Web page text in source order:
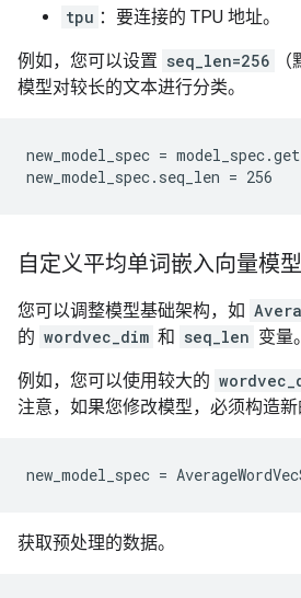
tpu ：要连接的 TPU 地址。
例如，您可以设置 seq_len=256
模型对较长的文本进行分类。
new_model_spec =
自定义平均单词嵌入向量模
您可以调整模型基础架构，如
的 wordvec_dim 和 seq_len 变量。
例如，您可以使用较大的
注意，如果您修改模型，必须构造新
获取预处理的数据。